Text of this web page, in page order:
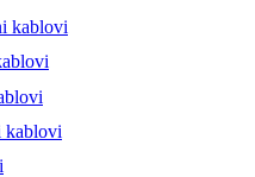
kablovi
kablovi